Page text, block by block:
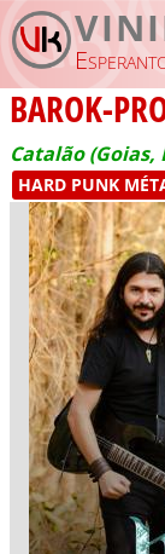
Aller au contenu
BAROK-
Catalão (Goias,
HARD PUNK